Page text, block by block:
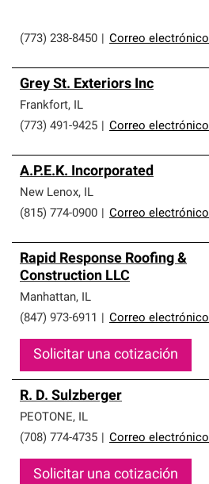
(773) 238-8450 Correo electrónico
Grey St. Exteriors Inc
Frankfort, IL
(773) 491-9425
Correo electrónico
A.P.E.K. Incorporated
New Lenox, IL
(815) 774-0900
Correo electrónico
Rapid Response Roofing &
Construction LLC
Manhattan, IL
(847) 973-6911
Correo electrónico
Solicitar una cotización
R. D. Sulzberger
PEOTONE, IL
(708) 774-4735
Correo electrónico
Solicitar una cotización